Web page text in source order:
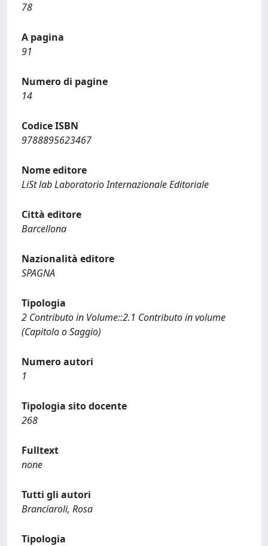
78
A pagina
91
Numero di pagine
14
Codice ISBN
9788895623467
Nome editore
LiSt lab Laboratorio Internazionale Editoriale
Città editore
Barcellona
Nazionalità editore
SPAGNA
Tipologia
2 Contributo in Volume::2.1 Contributo in volume
(Capitolo o Saggio)
Numero autori
1
Tipologia sito docente
268
Fulltext
none
Tutti gli autori
Branciaroli, Rosa
Tipologia